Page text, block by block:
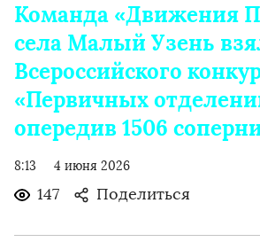
Команда «Движения
села Малый Узень
Всероссийского
«Первичных
опередив 1506
8:13 4 июня 2026
147 Поделиться